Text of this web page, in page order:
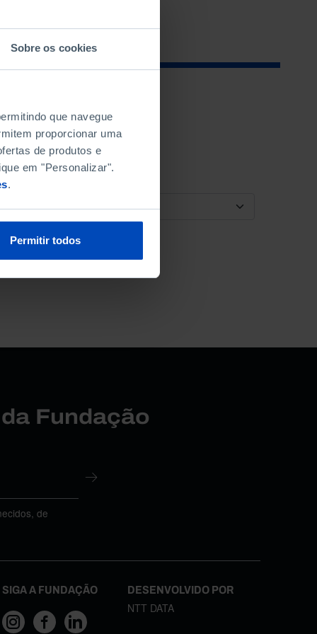
Sobre os cookies
que navegue
proporcionar uma
de produtos e
em "Personalizar".
.
Permitir todos
ORDENAR POR
Fundação
de
SIGA A FUNDAÇÃO DESENVOLVIDO POR
NTT DATA